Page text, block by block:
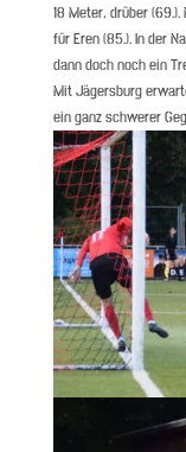
18 Meter, drüber
für Eren (85.). In der
dann doch noch ein
Mit Jägersburg
ein ganz schwerer